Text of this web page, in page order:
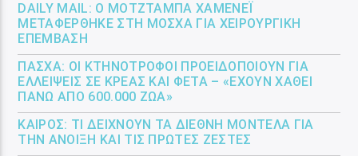
DAILY MAIL: Ο ΜΟΤΖΤΆΜΠΑ ΧΑΜΕΝΕΪ́
ΜΕΤΑΦΈΡΘΗΚΕ ΣΤΗ ΜΌΣΧΑ ΓΙΑ ΧΕΙΡΟΥΡΓΙΚΉ
ΕΠΈΜΒΑΣΗ
ΠΆΣΧΑ: ΟΙ ΚΤΗΝΟΤΡΌΦΟΙ ΠΡΟΕΙΔΟΠΟΙΟΎΝ ΓΙΑ
ΕΛΛΕΊΨΕΙΣ ΣΕ ΚΡΈΑΣ ΚΑΙ ΦΈΤΑ – «ΈΧΟΥΝ ΧΑΘΕΊ
ΠΆΝΩ ΑΠΌ 600.000 ΖΏΑ»
ΚΑΙΡΌΣ: ΤΙ ΔΕΊΧΝΟΥΝ ΤΑ ΔΙΕΘΝΉ ΜΟΝΤΈΛΑ ΓΙΑ
ΤΗΝ ΆΝΟΙΞΗ ΚΑΙ ΤΙΣ ΠΡΏΤΕΣ ΖΈΣΤΕΣ